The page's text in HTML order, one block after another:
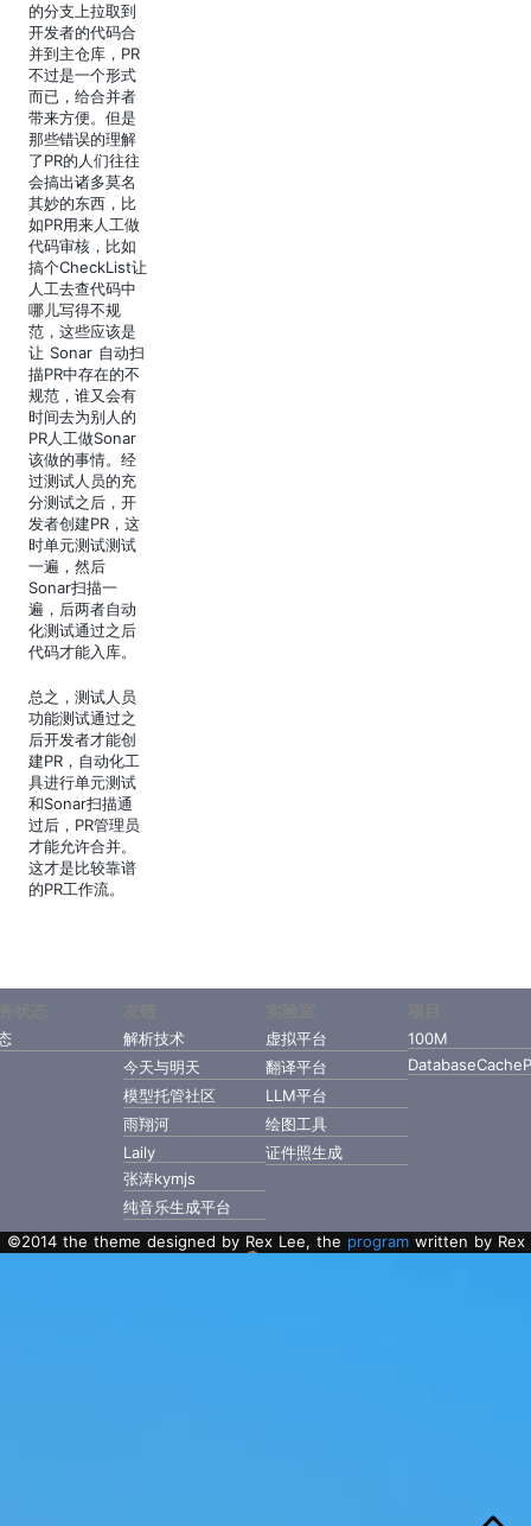
的分支上拉取到
开发者的代码合
并到主仓库，PR
不过是一个形式
而已，给合并者
带来方便。但是
那些错误的理解
了PR的人们往往
会搞出诸多莫名
其妙的东西，比
如PR用来人工做
代码审核，比如
搞个CheckList让
人工去查代码中
哪儿写得不规
范，这些应该是
让 Sonar 自动扫
描PR中存在的不
规范，谁又会有
时间去为别人的
PR人工做Sonar
该做的事情。经
过测试人员的充
分测试之后，开
发者创建PR，这
时单元测试测试
一遍，然后
Sonar扫描一
遍，后两者自动
化测试通过之后
代码才能入库。
总之，测试人员
功能测试通过之
后开发者才能创
建PR，自动化工
具进行单元测试
和Sonar扫描通
过后，PR管理员
才能允许合并。
这才是比较靠谱
的PR工作流。
解析技术
今天与明天
模型托管社区
雨翔河
Laily
张涛kymjs
纯音乐生成平台
虚拟平台
翻译平台
LLM平台
绘图工具
证件照生成
100M
©2014 the theme designed by Rex Lee, the programwritten by Rex